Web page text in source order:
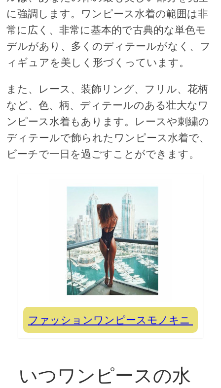
に強調します。ワンピース水着の範囲は非
常に広く、非常に基本的で古典的な単色モ
デルがあり、多くのディテールがなく、フ
ィギュアを美しく形づくっています。
また、レース、装飾リング、フリル、花柄
など、色、柄、ディテールのある壮大なワ
ンピース水着もあります。レースや刺繍の
ディテールで飾られたワンピース水着で、
ビーチで一日を過ごすことができます。
ファッションワンピースモノキニ
いつワンピースの水